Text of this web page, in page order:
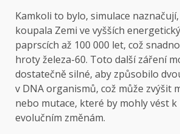
Kamkoli to bylo, simulace
koupala Zemi ve vyšších
paprscích až 100 000 let, což
hroty železa-60. Toto další záření
dostatečně silné, aby způsobilo
v DNA organismů, což může zvýšit
nebo mutace, které by mohly vést k
evolučním změnám.